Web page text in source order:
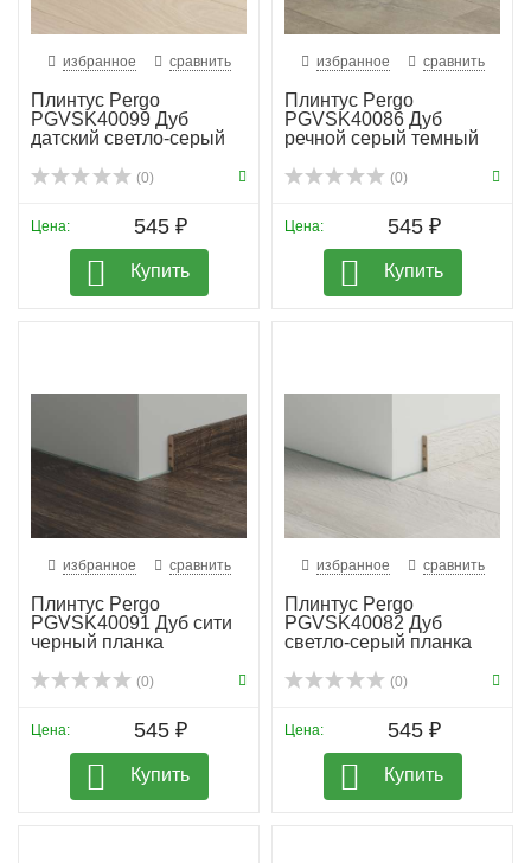
избранное сравнить
Плинтус Pergo
PGVSK40099 Дуб
датский светло-серый
(0)
Цена: 545 ₽
Купить
избранное сравнить
Плинтус Pergo
PGVSK40086 Дуб
речной серый темный
(0)
Цена: 545 ₽
Купить
избранное сравнить
Плинтус Pergo
PGVSK40091 Дуб сити
черный планка
(0)
Цена: 545 ₽
Купить
избранное сравнить
Плинтус Pergo
PGVSK40082 Дуб
светло-серый планка
(0)
Цена: 545 ₽
Купить